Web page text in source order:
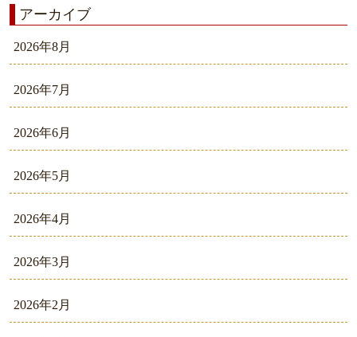
アーカイブ
2026年8月
2026年7月
2026年6月
2026年5月
2026年4月
2026年3月
2026年2月